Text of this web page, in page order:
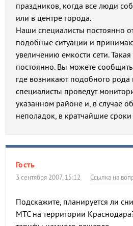
праздников, когда все люди
или в центре города.
Наши специалисты постоянно
подобные ситуации и
увеличению емкости сети. Такая
постоянно. Вы можете
где возникают подобного
специалисты проведут
указанном районе и, в случае
неполадок, в кратчайшие сроки
Гость
3 сентября 2007, 15:12 Ссылка на
Подскажите, планируется ли
МТС на территории